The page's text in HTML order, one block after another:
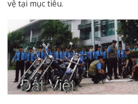
vệ tại mục tiêu.